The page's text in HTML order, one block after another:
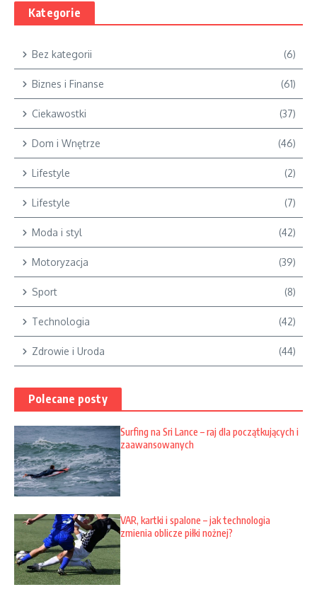
Kategorie
Bez kategorii (6)
Biznes i Finanse (61)
Ciekawostki (37)
Dom i Wnętrze (46)
Lifestyle (2)
Lifestyle (7)
Moda i styl (42)
Motoryzacja (39)
Sport (8)
Technologia (42)
Zdrowie i Uroda (44)
Polecane posty
Surfing na Sri Lance – raj dla początkujących i
zaawansowanych
VAR, kartki i spalone – jak technologia
zmienia oblicze piłki nożnej?